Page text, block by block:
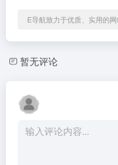
E导航致力于优质、实用的
暂无评论